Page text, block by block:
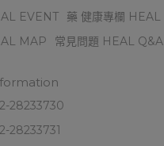
EVENT
藥 健康專欄
MAP
常見問題 HEAL Q&A
28233730
28233731